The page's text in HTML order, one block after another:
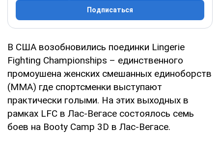
Подписаться
В США возобновились поединки Lingerie
Fighting Championships – единственного
промоушена женских смешанных единоборств
(MMA) где спортсменки выступают
практически голыми. На этих выходных в
рамках LFC в Лас-Вегасе состоялось семь
боев на Booty Camp 3D в Лас-Вегасе.